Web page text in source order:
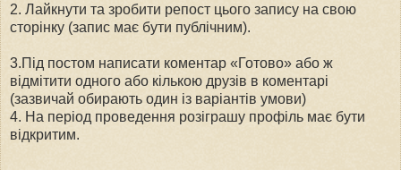
2. Лайкнути та зробити репост цього запису на свою
сторінку (запис має бути публічним).
3.Під постом написати коментар «Готово» або ж
відмітити одного або кількою друзів в коментарі
(зазвичай обирають один із варіантів умови)
4. На період проведення розіграшу профіль має бути
відкритим.